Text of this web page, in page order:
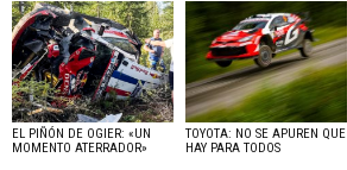
EL PIÑÓN DE OGIER: «UN
MOMENTO ATERRADOR»
TOYOTA: NO SE APUREN QUE
HAY PARA TODOS